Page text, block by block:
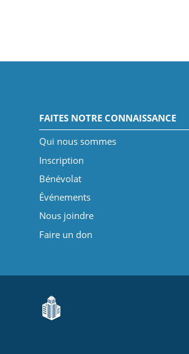
FAITES NOTRE CONNAISSANCE
Qui nous sommes
Inscription
Bénévolat
Événements
Nous joindre
Faire un don